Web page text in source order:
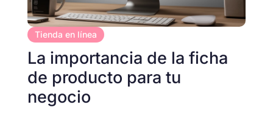
Tienda en línea
La importancia de la ficha
de producto para tu
negocio